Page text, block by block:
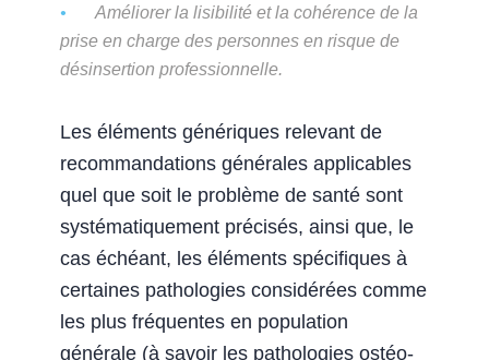
Améliorer la lisibilité et la cohérence de la
prise en charge des personnes en risque de
désinsertion professionnelle.
Les éléments génériques relevant de
recommandations générales applicables
quel que soit le problème de santé sont
systématiquement précisés, ainsi que, le
cas échéant, les éléments spécifiques à
certaines pathologies considérées comme
les plus fréquentes en population
générale (à savoir les pathologies ostéo-